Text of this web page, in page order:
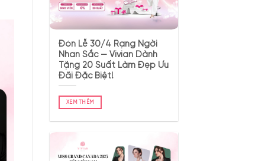
Đón Lễ 30/4 Rạng Ngời
Nhan Sắc — Vivian Dành
Tặng 20 Suất Làm Đẹp Ưu
Đãi Đặc Biệt!
XEM THÊM